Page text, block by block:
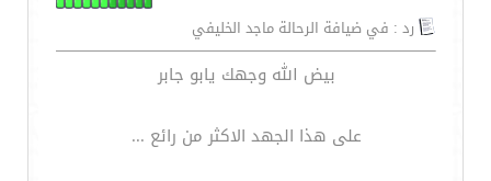
رد : في ضيافة الرحالة ماجد الخليفي
بيض الله وجهك يابو جابر
على هذا الجهد الاكثر من رائع ...